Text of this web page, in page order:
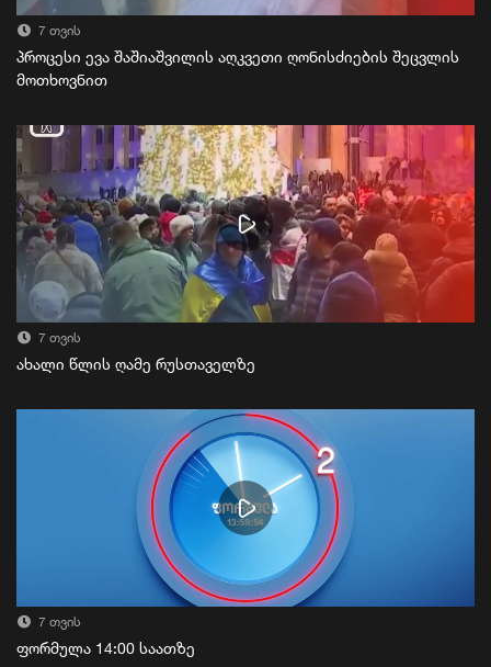
7 თვის
პროცესი ევა შაშიაშვილის აღკვეთი ღონისძიების შეცვლის
მოთხოვნით
7 თვის
ახალი წლის ღამე რუსთაველზე
7 თვის
ფორმულა 14:00 საათზე